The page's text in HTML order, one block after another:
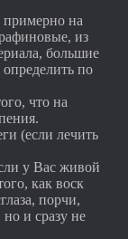
примерно на
из
большие
по
что на
(если лечить
у Вас живой
как воск
порчи,
и сразу не